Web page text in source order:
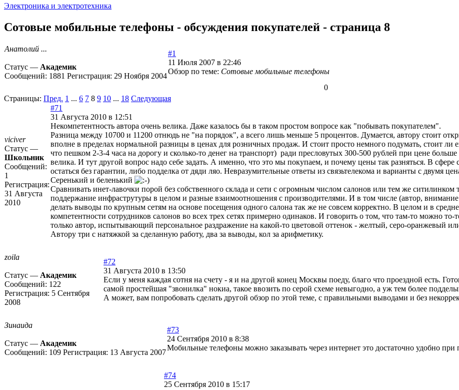
Электроника и электротехника
Сотовые мобильные телефоны - обсуждения покупателей - страница 8
Анатолий ...
Статус — Академик
Сообщений: 1881 Регистрация: 29 Ноября 2004
#1
11 Июля 2007 в 22:46
Обзор по теме: Сотовые мобильные телефоны
0
Страницы: Пред. 1 ... 6 7 8 9 10 ... 18 Следующая
viciver
Статус —
Школьник
Сообщений:
1
Регистрация:
31 Августа
2010
#71
31 Августа 2010 в 12:51
Некомпетентность автора очень велика. Даже казалось бы в таком простом вопросе как "побывать покупателем".
Разница между 10700 и 11200 отнюдь не "на порядок", а всего лишь меньше 5 процентов. Думается, автору стоит
вполне в пределах нормальной разницы в ценах для розничных продаж. И стоит просто немного подумать, стоит
что пешком 2-3-4 часа на дорогу и сколько-то денег на транспорт) ради пресловутых 300-500 рублей при цене
велика. И тут другой вопрос надо себе задать. А именно, что это мы покупаем, и почему цены так разняться. В сфере
остаться без гарантии, либо подделка от дяди ляо. Невразумительные ответы из связьтелекома и варианты с двумя
Серенький и беленький
Сравнивать инет-лавочки порой без собственного склада и сети с огромным числом салонов или тем же
поддержание инфраструтуры в целом и разные взаимоотношения с производителями. И в том числе (автор,
делать выводы по крупным сетям на основе посещения одного салона так же не совсем корректно. В целом и в
компетентности сотрудников салонов во всех трех сетях примерно одинаков. И говорить о том, что там-то можно
только автор, испытывающий персональное раздражение на какой-то цветовой оттенок - желтый, серо-оранжевый
Автору три с натяжкой за сделанную работу, два за выводы, кол за арифметику.
zoila
Статус — Академик
Сообщений: 122
Регистрация: 5 Сентября
2008
#72
31 Августа 2010 в 13:50
Если у меня каждая сотня на счету - я и на другой конец Москвы поеду, благо что проездной есть.
самой простейшая "звонилка" нокиа, такое ввозить по серой схеме невыгодно, а уж тем более
А может, вам попробовать сделать другой обзор по этой теме, с правильными выводами и без
Зинаида
Статус — Академик
Сообщений: 109 Регистрация: 13 Августа 2007
#73
24 Сентября 2010 в 8:38
Мобильные телефоны можно заказывать через интернет это достаточно удобно при
#74
25 Сентября 2010 в 15:17